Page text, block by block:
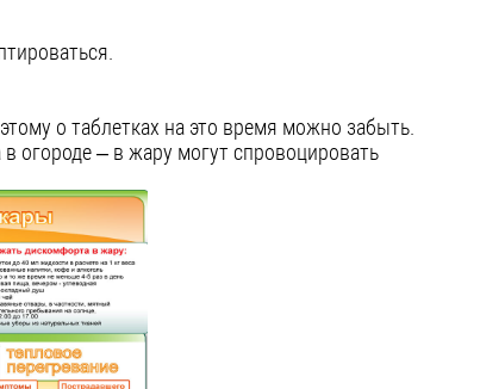
о таблетках на это время можно забыть.
огороде – в жару могут спровоцировать